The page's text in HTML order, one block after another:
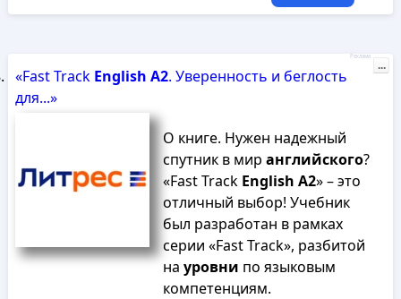
«Fast Track English A2. Уверенность и беглость
для...»
О книге. Нужен надежный
спутник в мир английского?
«Fast Track English А2» – это
отличный выбор! Учебник
был разработан в рамках
серии «Fast Track», разбитой
на уровни по языковым
компетенциям.
Реклама
...